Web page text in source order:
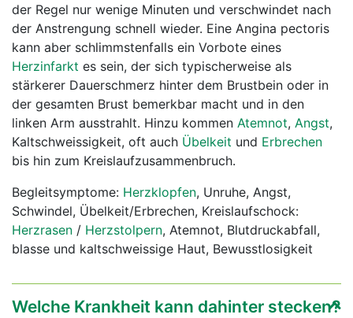
der Regel nur wenige Minuten und verschwindet nach
der Anstrengung schnell wieder. Eine Angina pectoris
kann aber schlimmstenfalls ein Vorbote eines
Herzinfarkt es sein, der sich typischerweise als
stärkerer Dauerschmerz hinter dem Brustbein oder in
der gesamten Brust bemerkbar macht und in den
linken Arm ausstrahlt. Hinzu kommen Atemnot, Angst,
Kaltschweissigkeit, oft auch Übelkeit und Erbrechen
bis hin zum Kreislaufzusammenbruch.
Begleitsymptome: Herzklopfen, Unruhe, Angst,
Schwindel, Übelkeit/Erbrechen, Kreislaufschock:
Herzrasen / Herzstolpern, Atemnot, Blutdruckabfall,
blasse und kaltschweissige Haut, Bewusstlosigkeit
Welche Krankheit kann dahinter stecken?